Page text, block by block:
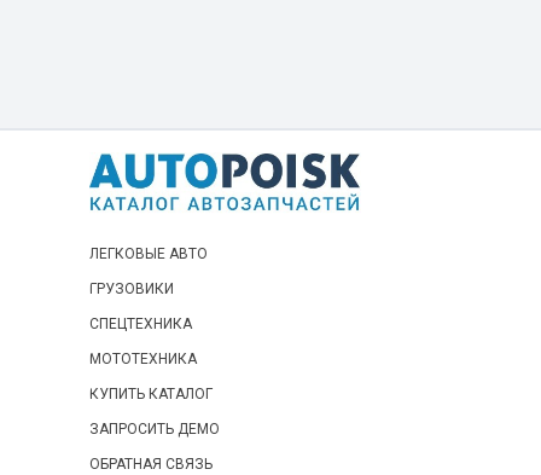
ОБРАТНАЯ СВЯЗЬ
ЗАПРОСИТЬ ДЕМО
КУПИТЬ КАТАЛОГ
СПЕЦТЕХНИКА
МОТОТЕХНИКА
ГРУЗОВИКИ
ЛЕГКОВЫЕ АВТО